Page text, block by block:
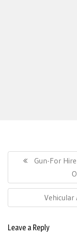
navigationPrevious
Gun-For
Next
Post:
Vehicular
Leave a Reply